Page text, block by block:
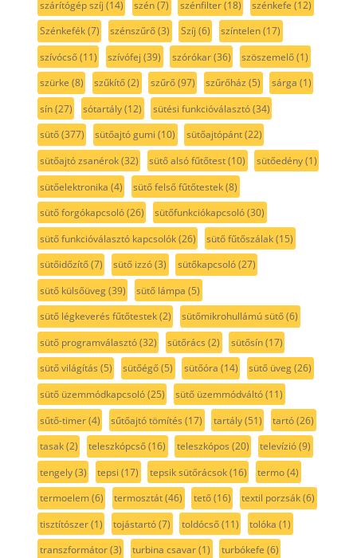
szárítógép szíj (14) szén(7) szénfilter(18) szénkefe (12)
Szénkefék(7) szénszűrő(3) Szíj (6) színtelen(17)
szívócső(11) szívófej (39) szórókar(36) szöszemelő(1)
szürke (8) szűkítő(2) szűrő(97) szűrőház (5) sárga (1)
sín(27) sótartály(12) sütési funkcióválasztó(34)
sütő(377) sütőajtó gumi (10) sütőajtópánt(22)
sütőajtó zsanérok(32) sütő alsó fűtőtest(10) sütőedény(1)
sütőelektronika (4) sütő felső fűtőtestek(8)
sütő forgókapcsoló(26) sütőfunkciókapcsoló(30)
sütő funkcióválasztó kapcsolók(26) sütő fűtőszálak(15)
sütőidőzítő(7) sütő izzó(3) sütőkapcsoló(27)
sütő külsőüveg(39) sütő lámpa (5)
sütő légkeverés fűtőtestek(2) sütőmikrohullámú sütő(6)
sütő programválasztó(32) sütőrács (2) sütősín(17)
sütő világítás (5) sütőégő(5) sütőóra (14) sütő üveg(26)
sütő üzemmódkapcsoló(25) sütő üzemmódváltó(11)
sűtő-timer(4) sűtőajtó tömítés (17) tartály(51) tartó(26)
tasak(2) teleszkópcső(16) teleszkópos (20) televízió(9)
tengely(3) tepsi (17) tepsik sütőrácsok(16) termo(4)
termoelem(6) termosztát(46) tető(16) textil porzsák(6)
tisztítószer(1) tojástartó(7) toldócső(11) tolóka (1)
transzformátor(3) turbina csavar(1) turbókefe (6)